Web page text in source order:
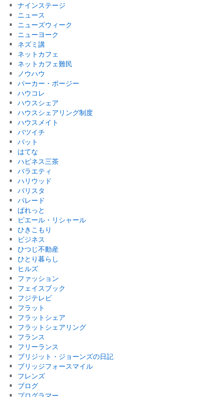
ナインステージ
ニュース
ニューズウィーク
ニューヨーク
ネズミ講
ネットカフェ
ネットカフェ難民
ノウハウ
パーカー・ポージー
ハウコレ
ハウスシェア
ハウスシェアリング制度
ハウスメイト
バツイチ
バット
はてな
ハピネス三茶
バラエティ
ハリウッド
バリスタ
パレード
ぱれっと
ピエール・リシャール
ひきこもり
ビジネス
ひつじ不動産
ひとり暮らし
ヒルズ
ファッション
フェイスブック
フジテレビ
フラット
フラットシェア
フラットシェアリング
フランス
フリーランス
ブリジット・ジョーンズの日記
ブリッジフォースマイル
フレンズ
ブログ